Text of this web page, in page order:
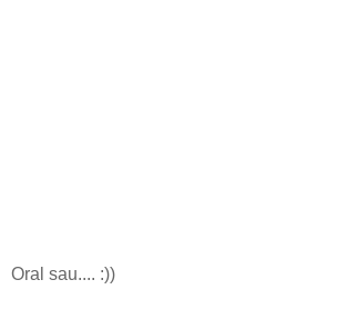
Oral sau.... :))